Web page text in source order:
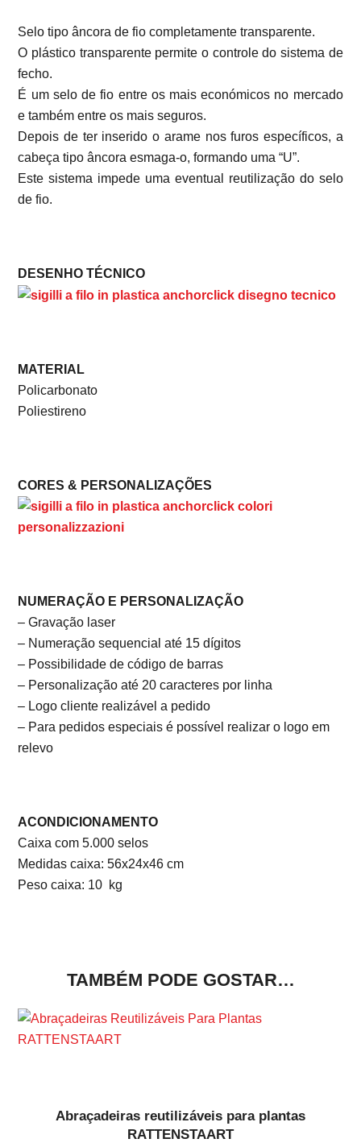
Selo tipo âncora de fio completamente transparente.
O plástico transparente permite o controle do sistema de
fecho.
É um selo de fio entre os mais económicos no mercado
e também entre os mais seguros.
Depois de ter inserido o arame nos furos específicos, a
cabeça tipo âncora esmaga-o, formando uma “U”.
Este sistema impede uma eventual reutilização do selo
de fio.
DESENHO TÉCNICO
MATERIAL
Policarbonato
Poliestireno
CORES & PERSONALIZAÇÕES
NUMERAÇÃO E PERSONALIZAÇÃO
– Gravação laser
– Numeração sequencial até 15 dígitos
– Possibilidade de código de barras
– Personalização até 20 caracteres por linha
– Logo cliente realizável a pedido
– Para pedidos especiais é possível realizar o logo em
relevo
ACONDICIONAMENTO
Caixa com 5.000 selos
Medidas caixa: 56x24x46 cm
Peso caixa: 10 kg
TAMBÉM PODE GOSTAR…
Abraçadeiras reutilizáveis para plantas
RATTENSTAART